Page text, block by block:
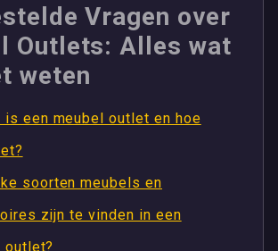
Vragen over
Outlets: Alles wat
weten
is een meubel outlet en hoe
soorten meubels en
zijn te vinden in een
outlet?